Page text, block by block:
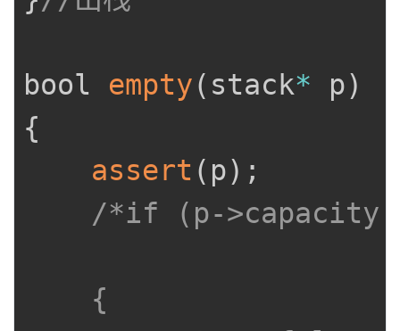
bool empty( stack* p)
{
assert ( p) ;
/*if (p->capacity